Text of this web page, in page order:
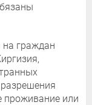
на граждан
проживание или